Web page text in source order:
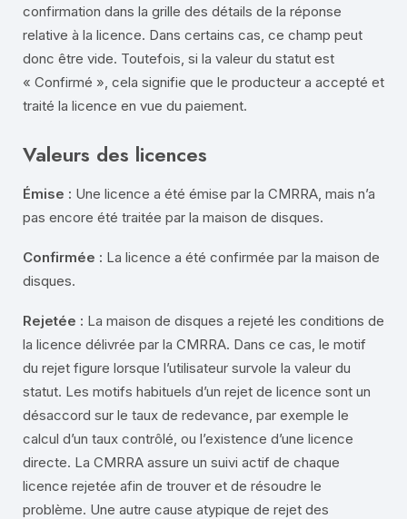
confirmation dans la grille des détails de la réponse
relative à la licence. Dans certains cas, ce champ peut
donc être vide. Toutefois, si la valeur du statut est
« Confirmé », cela signifie que le producteur a accepté et
traité la licence en vue du paiement.
Valeurs des licences
Émise : Une licence a été émise par la CMRRA, mais n’a
pas encore été traitée par la maison de disques.
Confirmée : La licence a été confirmée par la maison de
disques.
Rejetée : La maison de disques a rejeté les conditions de
la licence délivrée par la CMRRA. Dans ce cas, le motif
du rejet figure lorsque l’utilisateur survole la valeur du
statut. Les motifs habituels d’un rejet de licence sont un
désaccord sur le taux de redevance, par exemple le
calcul d’un taux contrôlé, ou l’existence d’une licence
directe. La CMRRA assure un suivi actif de chaque
licence rejetée afin de trouver et de résoudre le
problème. Une autre cause atypique de rejet des